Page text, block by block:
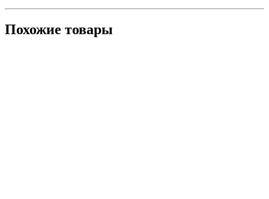
Похожие товары